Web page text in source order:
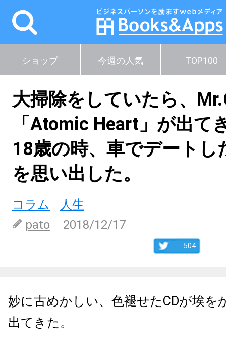
ショップ 今週の人気 TOP100
大掃除をしていたら、
「Atomic Heart」が出て
18歳の時、車でデートし
を思い出した。
コラム
人生
pato
2018/12/17
504
妙に古めかしい、色褪せたCDが埃を
出てきた。